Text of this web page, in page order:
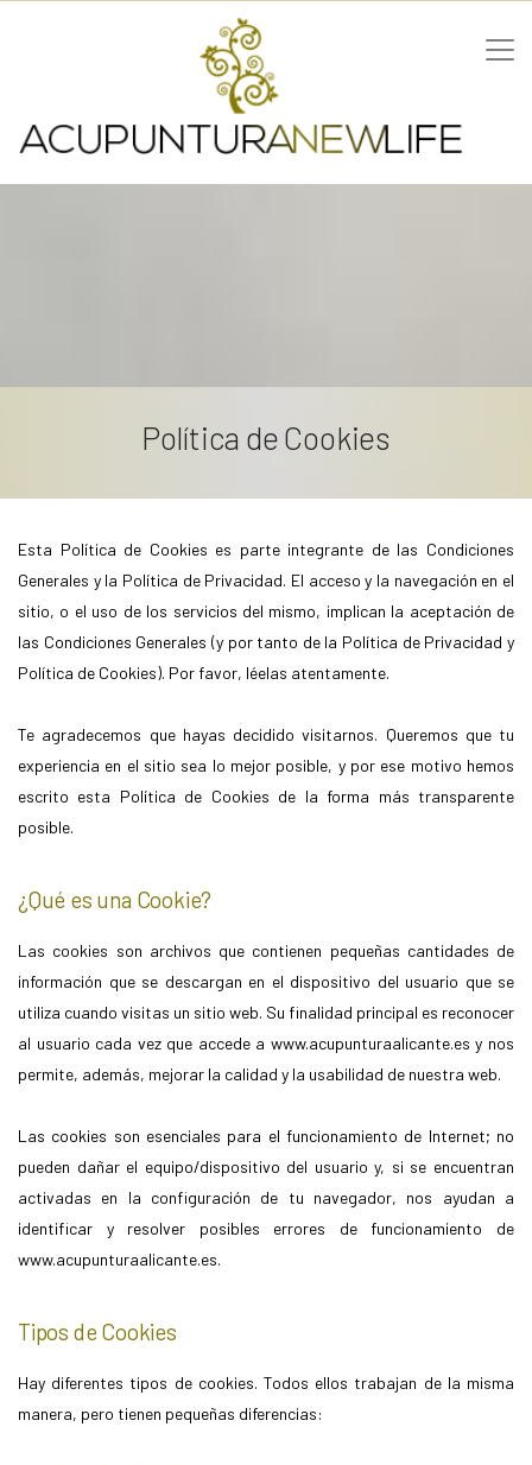
Política de Cookies
Esta Política de Cookies es parte integrante de las Condiciones
Generales y la Política de Privacidad. El acceso y la navegación en el
sitio, o el uso de los servicios del mismo, implican la aceptación de
las Condiciones Generales (y por tanto de la Política de Privacidad y
Política de Cookies). Por favor, léelas atentamente.
Te agradecemos que hayas decidido visitarnos. Queremos que tu
experiencia en el sitio sea lo mejor posible, y por ese motivo hemos
escrito esta Política de Cookies de la forma más transparente
posible.
¿Qué es una Cookie?
Las cookies son archivos que contienen pequeñas cantidades de
información que se descargan en el dispositivo del usuario que se
utiliza cuando visitas un sitio web. Su finalidad principal es reconocer
al usuario cada vez que accede a www.acupunturaalicante.es y nos
permite, además, mejorar la calidad y la usabilidad de nuestra web.
Las cookies son esenciales para el funcionamiento de Internet; no
pueden dañar el equipo/dispositivo del usuario y, si se encuentran
activadas en la configuración de tu navegador, nos ayudan a
identificar y resolver posibles errores de funcionamiento de
www.acupunturaalicante.es.
Tipos de Cookies
Hay diferentes tipos de cookies. Todos ellos trabajan de la misma
manera, pero tienen pequeñas diferencias: